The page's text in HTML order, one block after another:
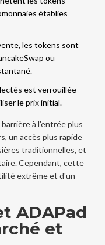
établies
les tokens sont
ou
est verrouillée
le prix initial.
à l'entrée plus
un accès plus rapide
traditionnelles, et
Cependant, cette
extrême et d'un
ADAPad
et